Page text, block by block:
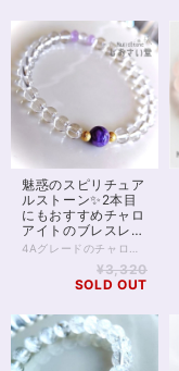
魅惑のスピリチュア
ルストーン✨2本目
にもおすすめチャロ
アイトのブレスレッ
ト16.5cm
¥3,320
SOLD OUT